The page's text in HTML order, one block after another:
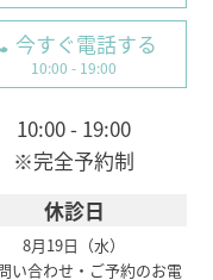
今すぐ電話する
10:00 - 19:00
10:00 - 19:00
※完全予約制
休診日
8月19日（水）
い合わせ・ご予約のお電